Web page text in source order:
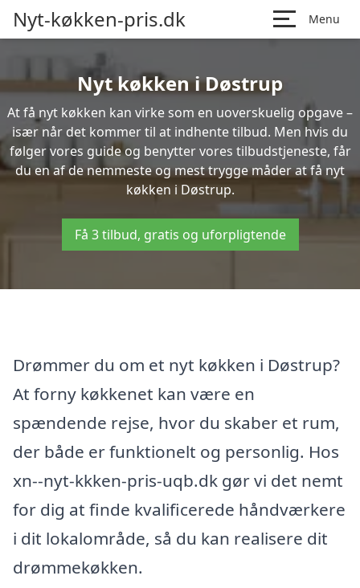
Nyt-køkken-pris.dk Menu
Nyt køkken i Døstrup
At få nyt køkken kan virke som en uoverskuelig opgave –
især når det kommer til at indhente tilbud. Men hvis du
følger vores guide og benytter vores tilbudstjeneste, får
du en af de nemmeste og mest trygge måder at få nyt
køkken i Døstrup.
Få 3 tilbud, gratis og uforpligtende
Drømmer du om et nyt køkken i Døstrup?
At forny køkkenet kan være en
spændende rejse, hvor du skaber et rum,
der både er funktionelt og personlig. Hos
xn--nyt-kkken-pris-uqb.dk gør vi det nemt
for dig at finde kvalificerede håndværkere
i dit lokalområde, så du kan realisere dit
drømmekøkken.